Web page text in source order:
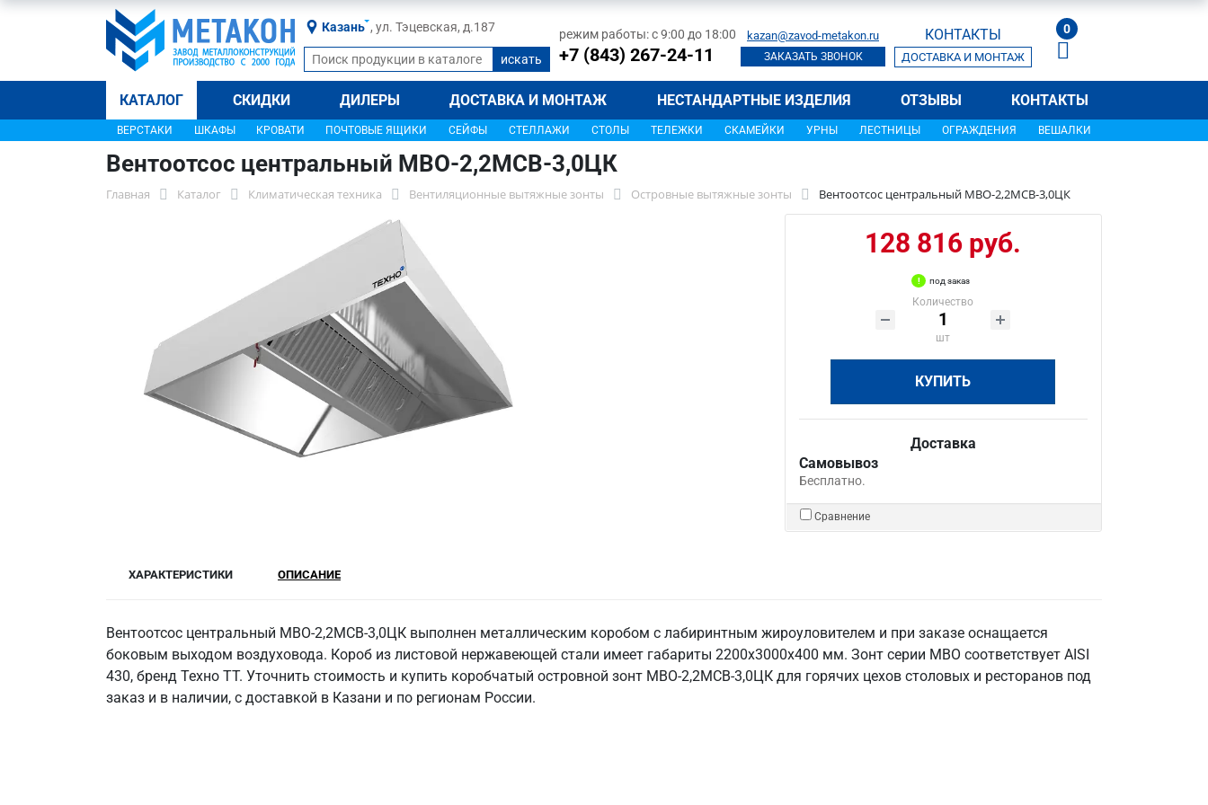
Казань , ул. Тэцевская, д.187 режим работы: с 9:00 до 18:00
+7 (843) 267-24-11
kazan@zavod-metakon.ru
ЗАКАЗАТЬ ЗВОНОК
КОНТАКТЫ
ДОСТАВКА И МОНТАЖ
0
КАТАЛОГ СКИДКИ ДИЛЕРЫ ДОСТАВКА И МОНТАЖ НЕСТАНДАРТНЫЕ ИЗДЕЛИЯ ОТЗЫВЫ КОНТАКТЫ
ВЕРСТАКИ ШКАФЫ КРОВАТИ ПОЧТОВЫЕ ЯЩИКИ СЕЙФЫ СТЕЛЛАЖИ СТОЛЫ ТЕЛЕЖКИ СКАМЕЙКИ УРНЫ ЛЕСТНИЦЫ ОГРАЖДЕНИЯ ВЕШАЛКИ
Вентоотсос центральный МВО-2,2МСВ-3,0ЦК
Главная Каталог Климатическая техника Вентиляционные вытяжные зонты Островные вытяжные зонты Вентоотсос центральный МВО-2,2МСВ-3,0ЦК
128 816 руб.
под заказ
Количество
шт
КУПИТЬ
Доставка
Самовывоз
Бесплатно.
Сравнение
ХАРАКТЕРИСТИКИ ОПИСАНИЕ
Вентоотсос центральный МВО-2,2МСВ-3,0ЦК выполнен металлическим коробом с лабиринтным жироуловителем и при заказе оснащается
боковым выходом воздуховода. Короб из листовой нержавеющей стали имеет габариты 2200х3000х400 мм. Зонт серии МВО соответствует AISI
430, бренд Техно ТТ. Уточнить стоимость и купить коробчатый островной зонт МВО-2,2МСВ-3,0ЦК для горячих цехов столовых и ресторанов под
заказ и в наличии, с доставкой в Казани и по регионам России.